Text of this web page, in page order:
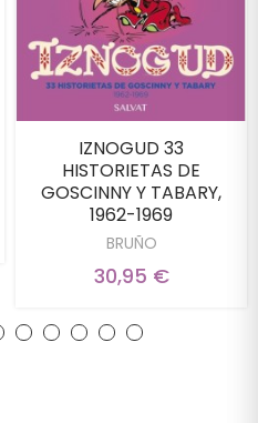
IZNOGUD 33
HISTORIETAS DE
GOSCINNY Y TABARY,
1962-1969
BRUÑO
30,95 €